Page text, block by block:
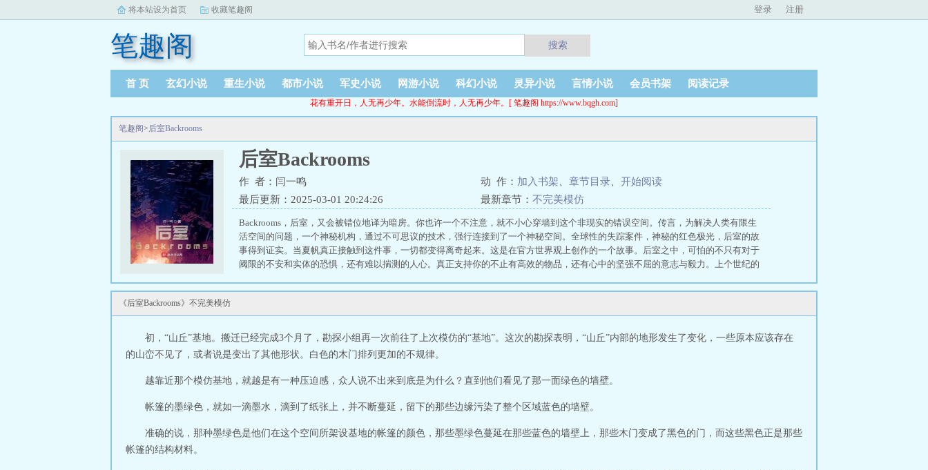
将本站设为首页 收藏笔趣阁 登录 注册
笔趣阁 搜索
首 页 玄幻小说 重生小说 都市小说 军史小说 网游小说 科幻小说 灵异小说 言情小说 会员书架 阅读记录
花有重开日，人无再少年。水能倒流时，人无再少年。[ 笔趣阁 https://www.bqgh.com]
笔趣阁>后室Backrooms
后室Backrooms
作 者：闫一鸣 动 作： 加入书架 章节目录
开始阅读
最后更新：2025-03-01 20:24:26
最新章节： 不完美模仿
Backrooms，后室，又会被错位地译为暗房。你也许一个不注意，就不小心穿墙到这个非现实的错误空间。传言，为解决人类有限生
活空间的问题，一个神秘机构，通过不可思议的技术，强行连接到了一个神秘空间。全球性的失踪案件，神秘的红色极光，后室的故
事得到证实。当夏帆真正接触到这件事，一切都变得离奇起来。这是在官方世界观上创作的一个故事。后室之中，可怕的不只有对于
阈限的不安和实体的恐惧，还有难以揣测的人心。真正支持你的不止有高效的物品，还有心中的坚强不屈的意志与毅力。上个世纪的
是变化不断，危机重重呢？当整个世界受到了未知力量的侵蚀和入侵，人类，又该如何应对？又将何去何从呢？ 后室Backrooms
《后室Backrooms》不完美模仿
初，“山丘”基地。搬迁已经完成3个月了，勘探小组再一次前往了上次模仿的“基地”。这次的勘探表明，“山丘”内部的地形发生了变化，一些原本应该存在
的山峦不见了，或者说是变出了其他形状。白色的木门排列更加的不规律。
越靠近那个模仿基地，就越是有一种压迫感，众人说不出来到底是为什么？直到他们看见了那一面绿色的墙壁。
帐篷的墨绿色，就如一滴墨水，滴到了纸张上，并不断蔓延，留下的那些边缘污染了整个区域蓝色的墙壁。
准确的说，那种墨绿色是他们在这个空间所架设基地的帐篷的颜色，那些墨绿色蔓延在那些蓝色的墙壁上，那些木门变成了黑色的门，而这些黑色正是那些
帐篷的结构材料。